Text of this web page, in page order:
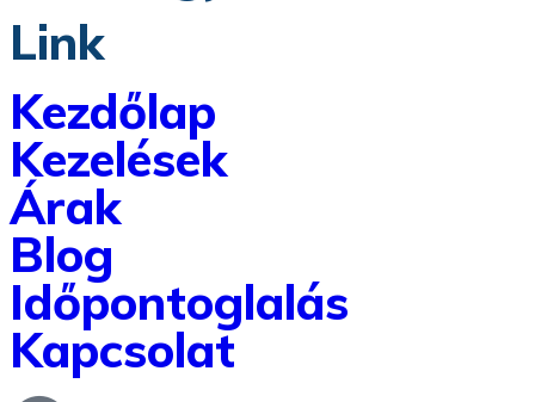
Link
Kezdőlap
Kezelések
Árak
Blog
Időpontoglalás
Kapcsolat